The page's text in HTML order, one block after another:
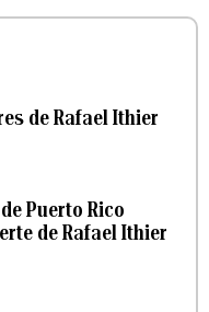
de Rafael Ithier
Puerto Rico
de Rafael Ithier